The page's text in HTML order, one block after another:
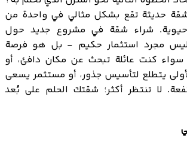
حديثة تقع بشكل مثالي في واحدة من
حيوية. شراء شقة في مشروع جديد حول
ليس مجرد استثمار حكيم - بل هو فرصة
سواء كنت عائلة تبحث عن مكان دافئ، أو
يتطلع لتأسيس جذور، أو مستثمر يسعى
لا تنتظر أكثر؛ شقتك الحلم على بُعد